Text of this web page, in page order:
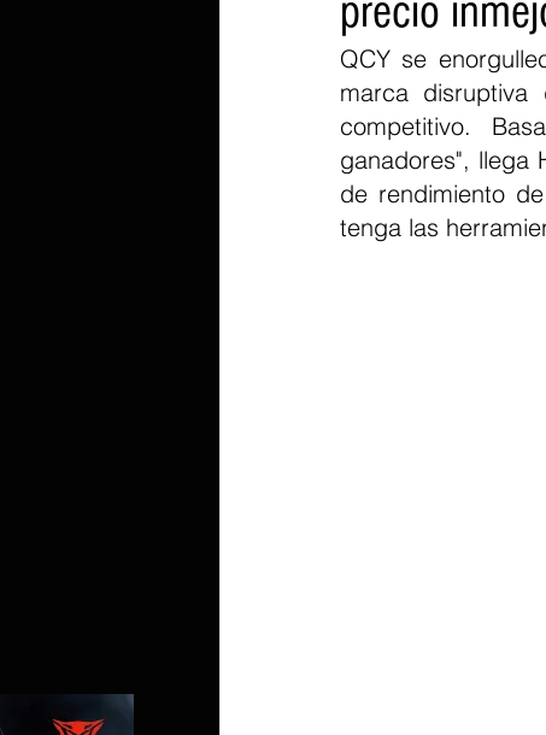
precio
QCY se
marca
competitivo.
ganadores", llega
de rendimiento
tenga las